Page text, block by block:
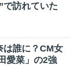
で訪れていた
は誰に？CM女
愛菜」の2強